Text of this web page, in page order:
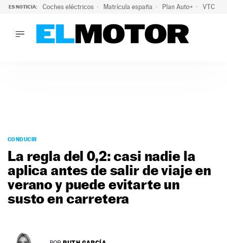
ES NOTICIA: Coches eléctricos Matrícula españa Plan Auto+ VTC
PODCAST
MOTOS
TECNOLOGÍA
SUPERCOCHES
NEWSLETTER
CONDUCIR
La regla del 0,2: casi nadie la
aplica antes de salir de viaje en
verano y puede evitarte un
susto en carretera